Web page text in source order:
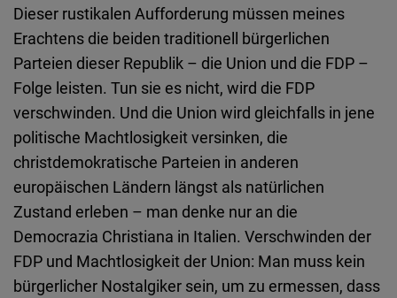
Dieser rustikalen Aufforderung müssen meines
Erachtens die beiden traditionell bürgerlichen
Parteien dieser Republik – die Union und die FDP –
Folge leisten. Tun sie es nicht, wird die FDP
verschwinden. Und die Union wird gleichfalls in jene
politische Machtlosigkeit versinken, die
christdemokratische Parteien in anderen
europäischen Ländern längst als natürlichen
Zustand erleben – man denke nur an die
Democrazia Christiana in Italien. Verschwinden der
FDP und Machtlosigkeit der Union: Man muss kein
bürgerlicher Nostalgiker sein, um zu ermessen, dass